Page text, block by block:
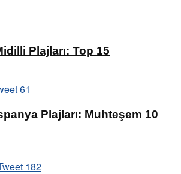
Plajları: Top 15
61
Plajları: Muhteşem 10
182